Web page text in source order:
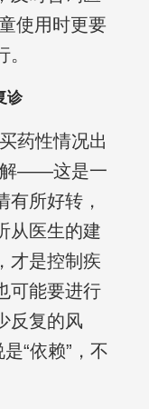
使用时更要
诊
药性情况出
解——这是一
有所好转，
从医生的建
才是控制疾
可能要进行
反复的风
“依赖”，不